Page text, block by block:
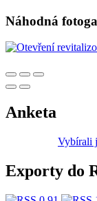
Náhodná
Anketa
Vybírali
Exporty do